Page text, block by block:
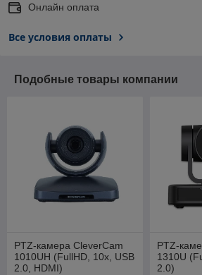
Онлайн оплата
Все условия оплаты
Подобные товары компании
PTZ-камера CleverCam
1010UH (FullHD, 10x, USB
2.0, HDMI)
PTZ-
1310U
2.0)